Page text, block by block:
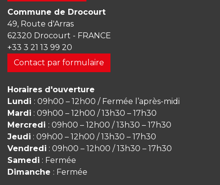
Commune de Drocourt
49, Route d'Arras
62320 Drocourt - FRANCE
+33 3 21 13 99 20
Contact par formulaire
Horaires d'ouverture
Lundi : 09h00 – 12h00 / Fermée l’après-midi
Mardi : 09h00 – 12h00 / 13h30 – 17h30
Mercredi : 09h00 – 12h00 / 13h30 – 17h30
Jeudi : 09h00 – 12h00 / 13h30 – 17h30
Vendredi : 09h00 – 12h00 / 13h30 – 17h30
Samedi : Fermée
Dimanche : Fermée